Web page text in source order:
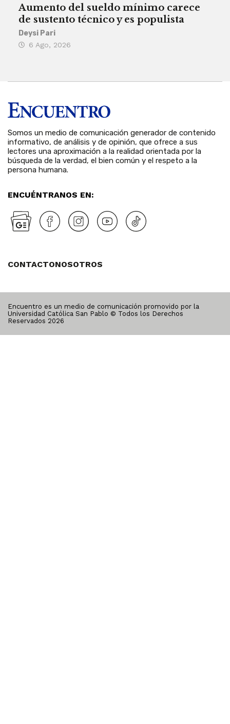
Aumento del sueldo mínimo carece
de sustento técnico y es populista
Deysi Pari
6 Ago, 2026
Somos un medio de comunicación generador de contenido
informativo, de análisis y de opinión, que ofrece a sus
lectores una aproximación a la realidad orientada por la
búsqueda de la verdad, el bien común y el respeto a la
persona humana.
ENCUÉNTRANOS EN:
CONTACTONOSOTROS
Encuentro es un medio de comunicación promovido por la
Universidad Católica San Pablo © Todos los Derechos
Reservados 2026